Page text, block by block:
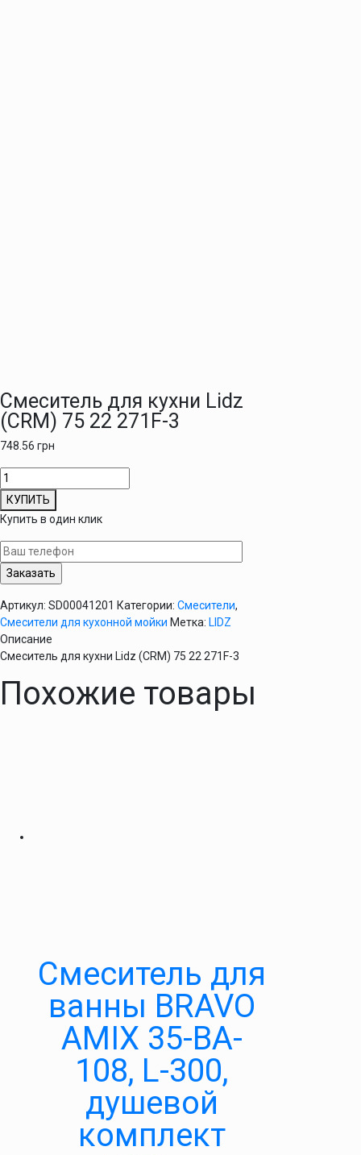
Смеситель для кухни Lidz
(CRM) 75 22 271F-3
748.56 грн
Количество
товара
Смеситель
для
кухни
Lidz
(CRM)
22
271F-
3
КУПИТЬ
Купить в один клик
Артикул: SD00041201 Категории: Смесители,
Смесители для кухонной мойки Метка: LIDZ
Описание
Смеситель для кухни Lidz (CRM) 75 22 271F-3
Похожие товары
Cмеситель для
ванны BRAVO
AMIX 35-BA-
108, L-300,
душевой
комплект